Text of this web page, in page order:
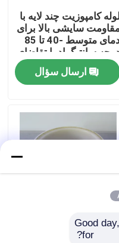
کامپوزیت چند لایه با
سایشی بالا برای
دمای متوسط ​​-40 تا 85
درجه سانتیگراد با تقاضای
بالا
ارسال سؤال
Al PE مخلوط فشار لوله
Good
for?